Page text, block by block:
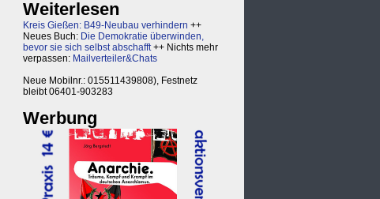
Weiterlesen
Kreis Gießen: B49-Neubau verhindern ++
Neues Buch: Die Demokratie überwinden,
bevor sie sich selbst abschafft++ Nichts mehr
verpassen: Mailverteiler&Chats
Neue Mobilnr.: 015511439808), Festnetz
bleibt 06401-903283
Werbung